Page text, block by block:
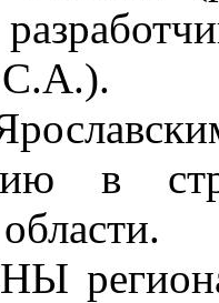
в